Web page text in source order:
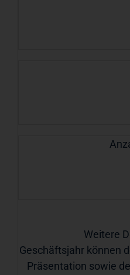
Weitere
Geschäftsjahr können
Präsentation sowie